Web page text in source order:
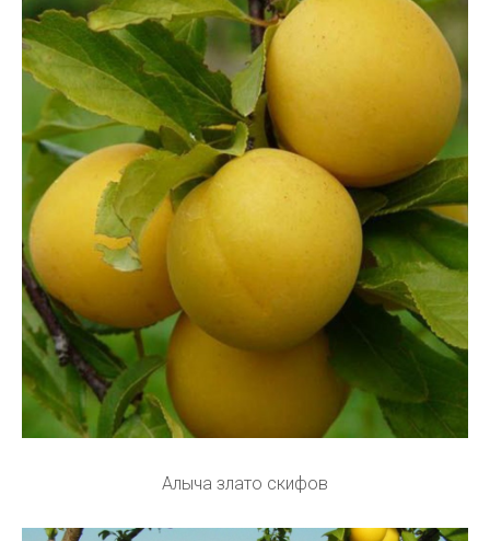
Алыча злато скифов